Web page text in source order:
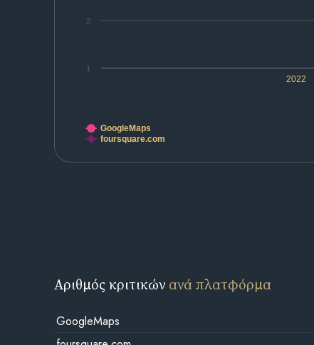
2022
1
2
GoogleMaps
foursquare.com
Αριθμός κριτικών ανά πλατφόρμα
GoogleMaps